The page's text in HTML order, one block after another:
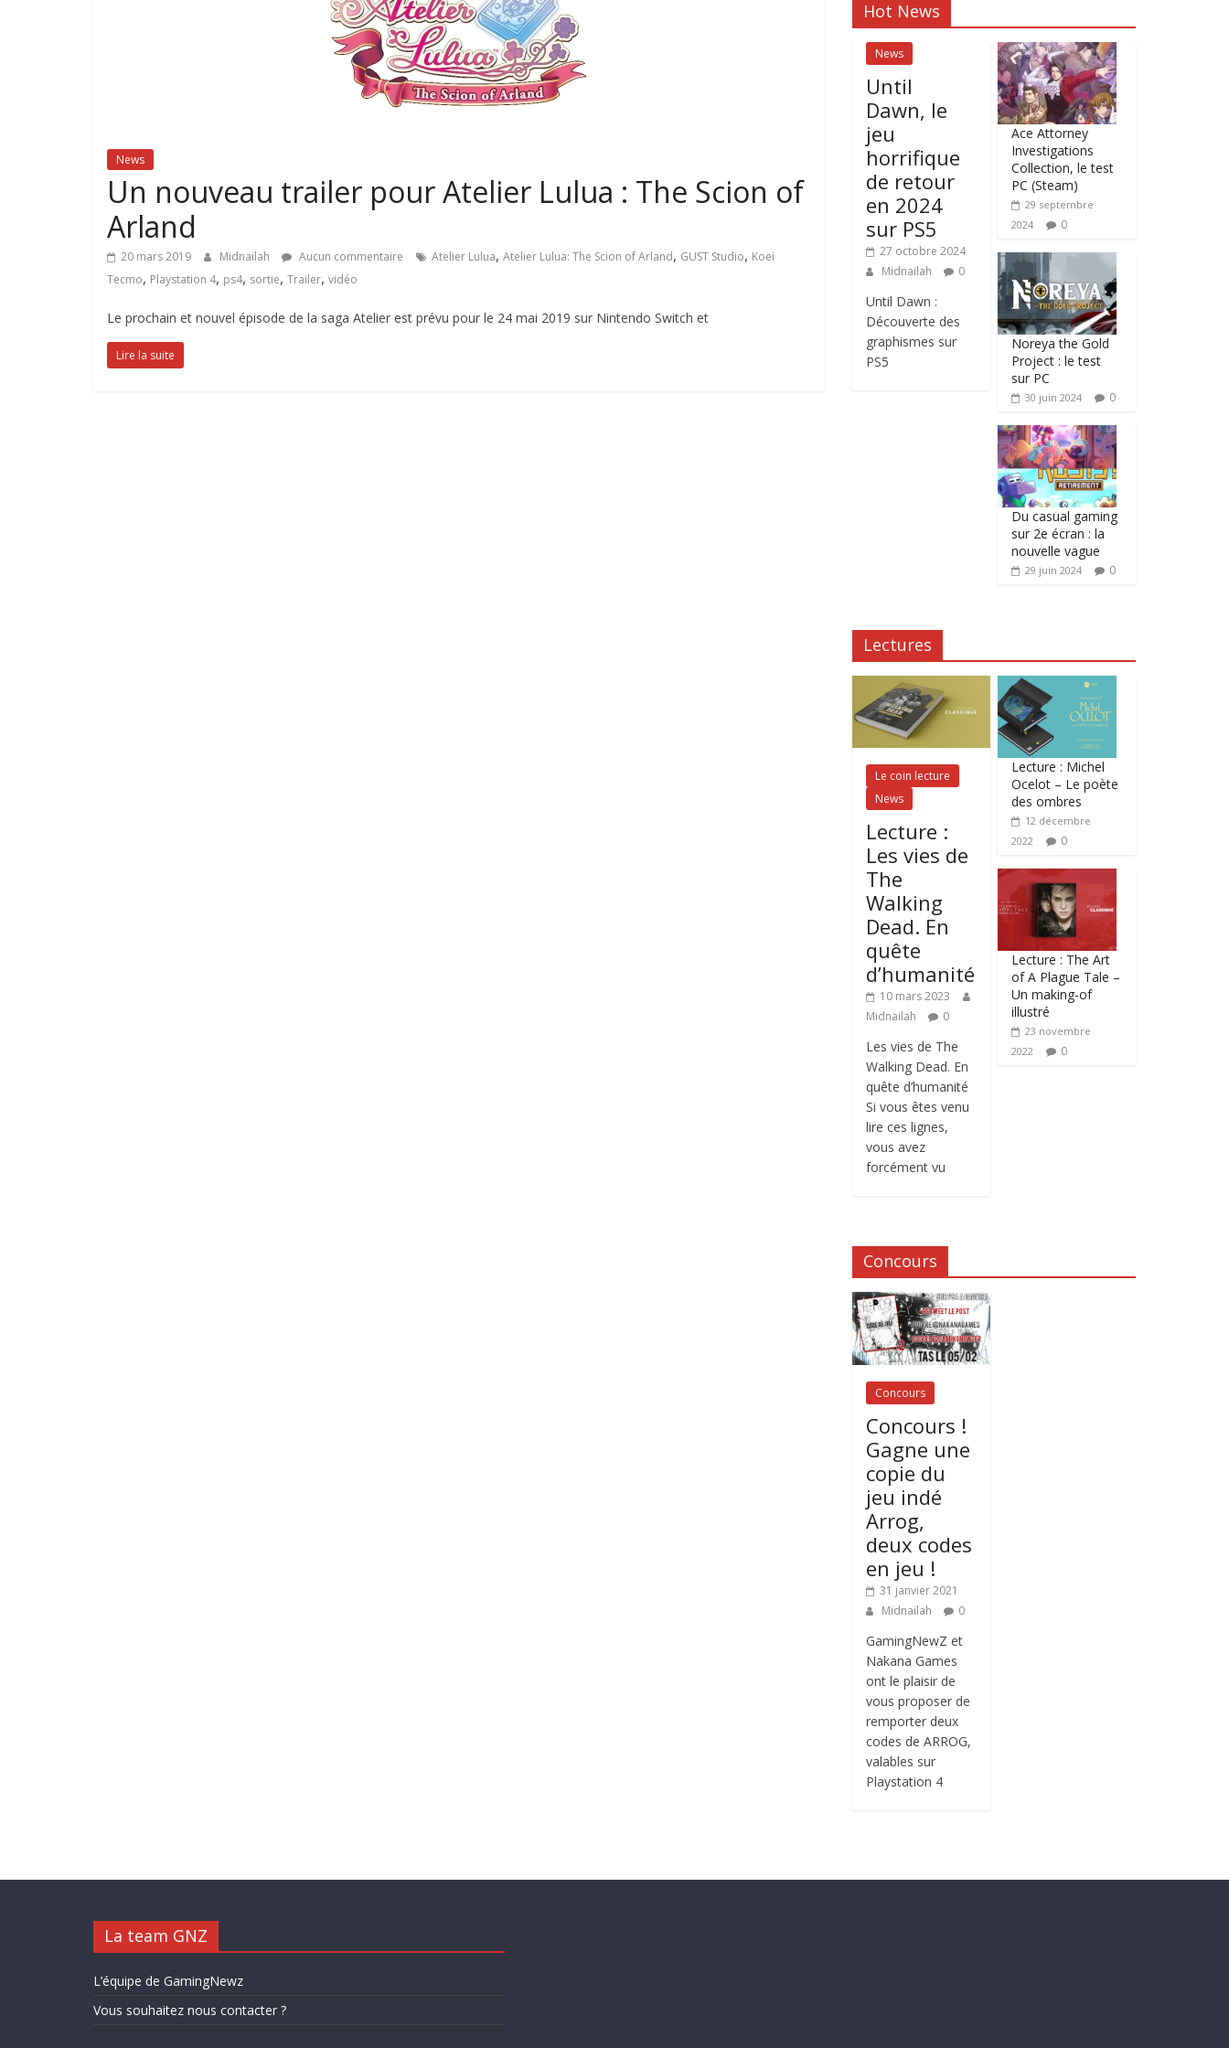
News
Un nouveau trailer pour Atelier Lulua : The Scion of
Arland
20 mars 2019 Midnailah Aucun commentaire Atelier Lulua, Atelier Lulua: The Scion of Arland, GUST Studio, Koei
Tecmo, Playstation 4, ps4, sortie, Trailer, vidéo
Le prochain et nouvel épisode de la saga Atelier est prévu pour le 24 mai 2019 sur Nintendo Switch et
Lire la suite
Hot News
News
Until
Dawn, le
jeu
horrifique
de retour
en 2024
sur PS5
27 octobre 2024
Midnailah
0
Until Dawn :
Découverte des
graphismes sur
PS5
Ace Attorney
Investigations
Collection, le test
PC (Steam)
29 septembre
2024
0
Noreya the Gold
Project : le test
sur PC
30 juin 2024 0
Du casual gaming
sur 2e écran : la
nouvelle vague
29 juin 2024 0
Lectures
Le coin lecture
News
Lecture :
Les vies de
The
Walking
Dead. En
quête
d’humanité
10 mars 2023
Midnailah
0
Les vies de The
Walking Dead. En
quête d’humanité
Si vous êtes venu
lire ces lignes,
vous avez
forcément vu
Lecture : Michel
Ocelot – Le poète
des ombres
12 décembre
2022
0
Lecture : The Art
of A Plague Tale –
Un making-of
illustré
23 novembre
2022
0
Concours
Concours
Concours !
Gagne une
copie du
jeu indé
Arrog,
deux codes
en jeu !
31 janvier 2021
Midnailah
0
GamingNewZ et
Nakana Games
ont le plaisir de
vous proposer de
remporter deux
codes de ARROG,
valables sur
Playstation 4
La team GNZ
L’équipe de GamingNewz
Vous souhaitez nous contacter ?